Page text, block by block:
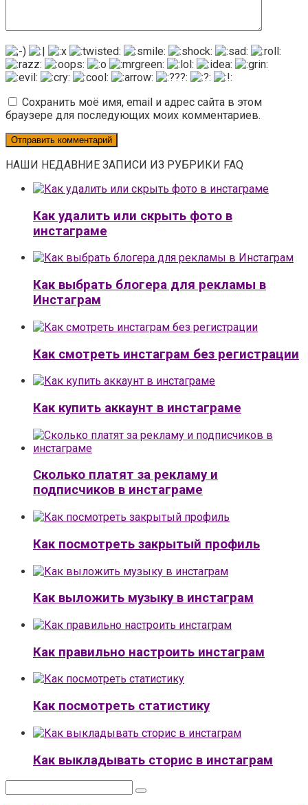
Сохранить моё имя, email и адрес сайта в этом
браузере для последующих моих комментариев.
НАШИ НЕДАВНИЕ ЗАПИСИ ИЗ РУБРИКИ FAQ
Как удалить или скрыть фото в
инстаграме
Как выбрать блогера для рекламы в
Инстаграм
Как смотреть инстаграм без регистрации
Как купить аккаунт в инстаграме
Сколько платят за рекламу и
подписчиков в инстаграме
Как посмотреть закрытый профиль
Как выложить музыку в инстаграм
Как правильно настроить инстаграм
Как посмотреть статистику
Как выкладывать сторис в инстаграм